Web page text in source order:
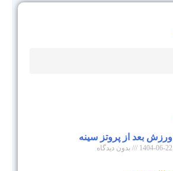
ورزش بعد از پروتز سینه
1404-06-22 بدون دیدگاه